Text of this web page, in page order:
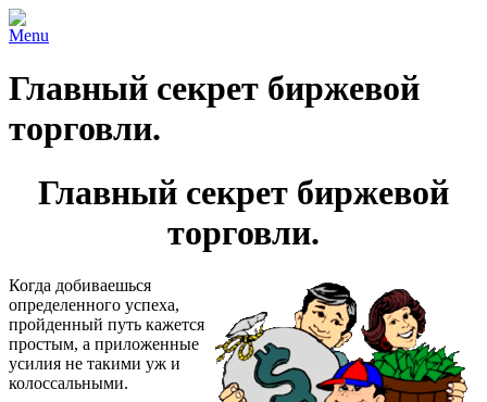
Menu
Главный секрет биржевой
торговли.
Главный секрет биржевой
торговли.
Когда добиваешься
определенного успеха,
пройденный путь кажется
простым, а приложенные
усилия не такими уж и
колоссальными.